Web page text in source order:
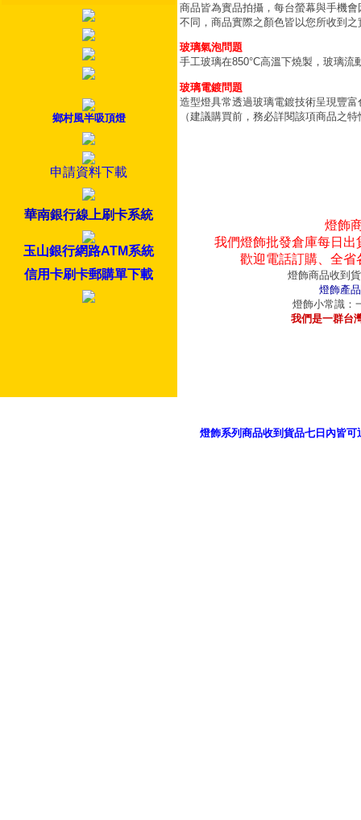
鄉村風半吸頂燈
申請資料下載
華南銀行線上刷卡系統
玉山銀行網路ATM系統
信用卡刷卡郵購單下載
商品皆為實品拍攝，每台螢幕與手機
不同，商品實際之顏色皆以您所收到之
玻璃氣泡問題
手工玻璃在850°C高溫下燒製，玻璃
玻璃電鍍問題
造型燈具常透過玻璃電鍍技術呈現豐
（建議購買前，務必詳閱該項商品之
燈飾
我們燈飾批發倉庫每日
歡迎電話訂購、全
燈飾商品收到
燈飾產
燈飾小常識：
我們是一群台
燈飾系列商品收到貨品七日內皆